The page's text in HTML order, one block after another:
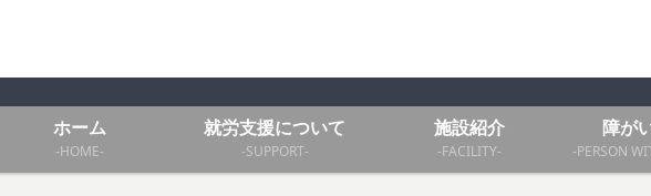
ホーム
-HOME-
就労支援について
-SUPPORT-
施設紹介
-FACILITY-
障が
-PERSON